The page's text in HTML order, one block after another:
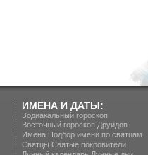
ИМЕНА И ДАТЫ:
Зодиакальный гороскоп
Восточный гороскоп Друидов
Имена Подбор имени по святцам
Святцы Святые покровители